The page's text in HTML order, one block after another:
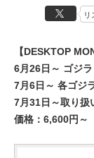
リ
【DESKTOP
6月26日～ ゴジ
7月6日～ 各ゴジ
7月31日～取り扱
価格：6,600円～